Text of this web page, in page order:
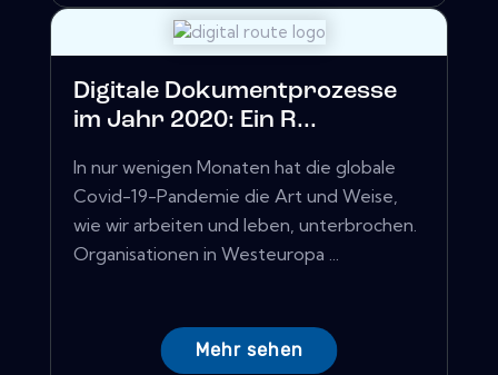
Digitale Dokumentprozesse
im Jahr 2020: Ein R...
In nur wenigen Monaten hat die globale
Covid-19-Pandemie die Art und Weise,
wie wir arbeiten und leben, unterbrochen.
Organisationen in Westeuropa ...
Mehr sehen